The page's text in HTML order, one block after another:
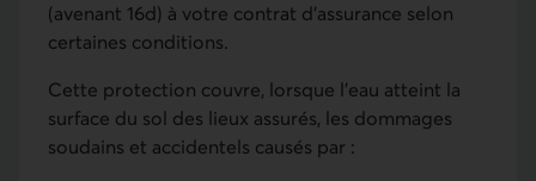
(avenant 16d) à votre contrat d’assurance selon
certaines conditions.
Cette protection couvre, lorsque l’eau atteint la
surface du sol des lieux assurés, les dommages
soudains et accidentels causés par :